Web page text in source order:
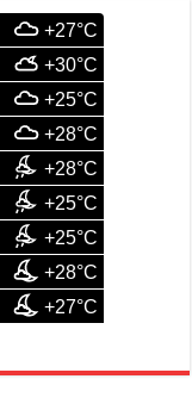
+27°C
+30°C
+25°C
+28°C
+28°C
+25°C
+25°C
+28°C
+27°C